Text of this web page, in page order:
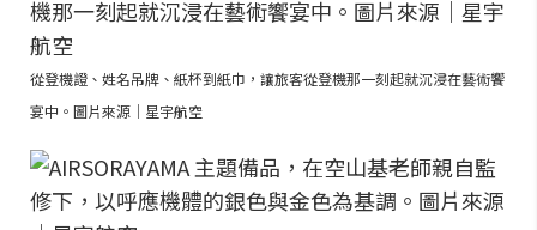
從登機證、姓名吊牌、紙杯到紙巾，讓旅客從登機那一刻起就沉浸在藝術饗
宴中。圖片來源｜星宇航空